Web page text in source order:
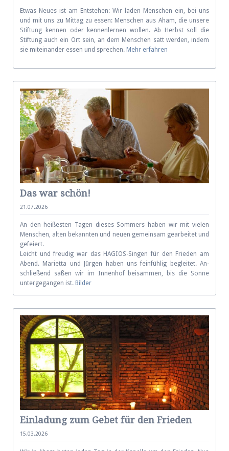
Etwas Neues ist am Entstehen: Wir laden Menschen ein, bei uns
und mit uns zu Mittag zu essen: Menschen aus Aham, die unsere
Stiftung kennen oder kennenlernen wollen. Ab Herbst soll die
Stiftung auch ein Ort sein, an dem Menschen satt werden, indem
sie miteinander essen und sprechen. Mehr erfahren
Das war schön!
21.07.2026
An den heißesten Tagen dieses Som­mers haben wir mit vie­len
Men­schen, alten be­kann­ten und neu­en ge­mein­sam ge­ar­bei­tet und
ge­fei­ert.
Leicht und freu­dig war das HAGIOS-Singen für den Frie­den am
Abend. Mari­etta und Jür­gen ha­ben uns fein­füh­lig be­glei­tet. An­
schlie­ßend saßen wir im Innen­hof bei­sam­men, bis die Sonne
unter­ge­gan­gen ist. Bilder
Einladung zum Gebet für den Frieden
15.03.2026